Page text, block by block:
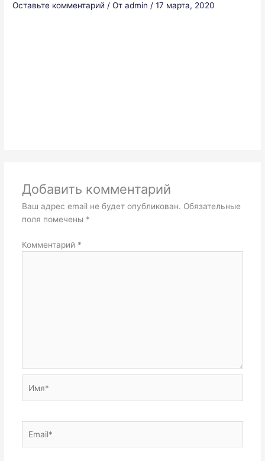
Оставьте комментарий / Отadmin/17 марта, 2020
Добавить комментарий
Ваш адрес email не будет опубликован. Обязательные
поля помечены *
Комментарий *